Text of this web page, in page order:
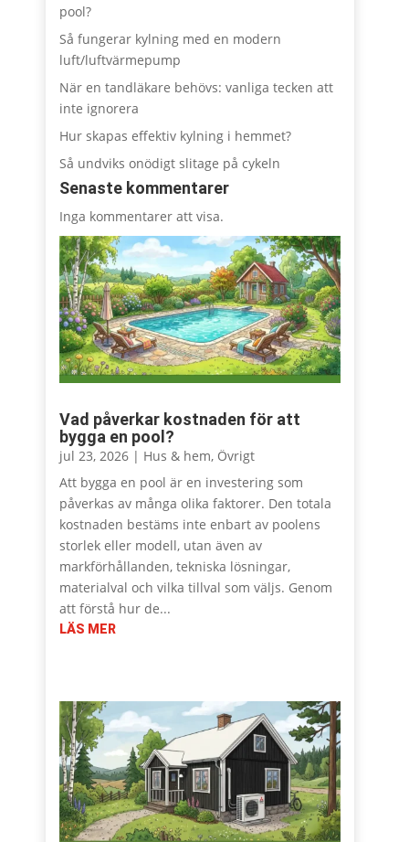
pool?
Så fungerar kylning med en modern
luft/luftvärmepump
När en tandläkare behövs: vanliga tecken att
inte ignorera
Hur skapas effektiv kylning i hemmet?
Så undviks onödigt slitage på cykeln
Senaste kommentarer
Inga kommentarer att visa.
Vad påverkar kostnaden för att
bygga en pool?
jul 23, 2026| Hus & hem, Övrigt
Att bygga en pool är en investering som
påverkas av många olika faktorer. Den totala
kostnaden bestäms inte enbart av poolens
storlek eller modell, utan även av
markförhållanden, tekniska lösningar,
materialval och vilka tillval som väljs. Genom
att förstå hur de...
LÄS MER